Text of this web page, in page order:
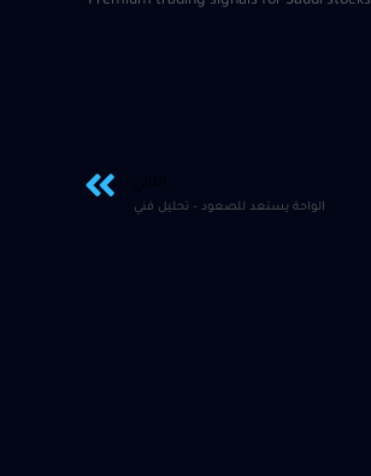
الواحة يستعد للصعود – تحليل فني